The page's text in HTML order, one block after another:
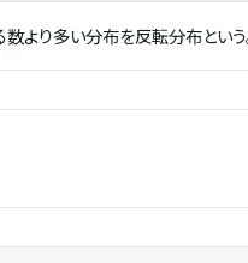
より多い分布を反転分布という